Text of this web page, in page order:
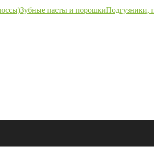
Зубные пасты и порошкиПодгузники,